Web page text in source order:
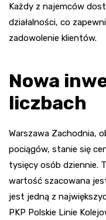
Każdy z najemców
działalności, co
zadowolenie klientów.
Nowa
liczbach
Warszawa Zachodnia,
pociągów, stanie się
tysięcy osób dziennie.
wartość szacowana
jest jedną z
PKP Polskie Linie